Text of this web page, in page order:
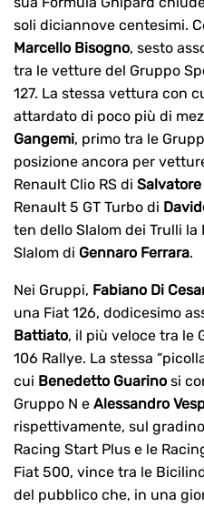
soli diciannove centesimi.
Marcello Bisogno, sesto
tra le vetture del Gruppo
127. La stessa vettura con
attardato di poco più di
Gangemi, primo tra le
posizione ancora per
Renault Clio RS di Salvatore
Renault 5 GT Turbo di
ten dello Slalom dei Trulli la
Slalom di Gennaro Ferrara.
Nei Gruppi, Fabiano Di
una Fiat 126, dodicesimo
Battiato, il più veloce tra le
106 Rallye. La stessa
cui Benedetto Guarino si
Gruppo N e Alessandro
rispettivamente, sul
Racing Start Plus e le
Fiat 500, vince tra le
del pubblico che, in una